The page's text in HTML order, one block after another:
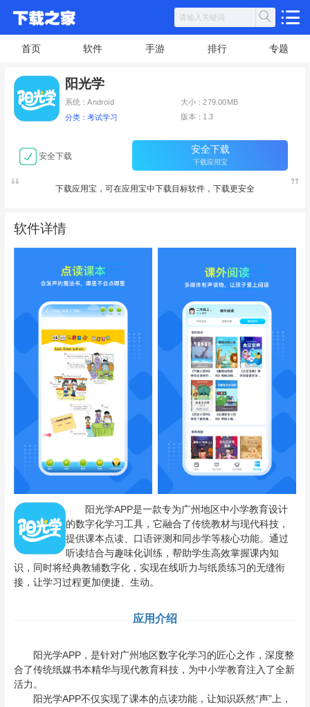
首页 软件 手游 排行 专题
阳光学
系统：Android 大小：279.00MB
分类：考试学习 版本：1.3
安全下载
安全下载
下载应用宝
下载应用宝，可在应用宝中下载目标软件，下载更安全
软件详情
阳光学APP是一款专为广州地区中小学教育设计
的数字化学习工具，它融合了传统教材与现代科技，
提供课本点读、口语评测和同步学等核心功能。通过
听读结合与趣味化训练，帮助学生高效掌握课内知
识，同时将经典教辅数字化，实现在线听力与纸质练习的无缝衔
接，让学习过程更加便捷、生动。
应用介绍
阳光学APP，是针对广州地区数字化学习的匠心之作，深度整
合了传统纸媒书本精华与现代教育科技，为中小学教育注入了全新
活力。
阳光学APP不仅实现了课本的点读功能，让知识跃然“声”上，